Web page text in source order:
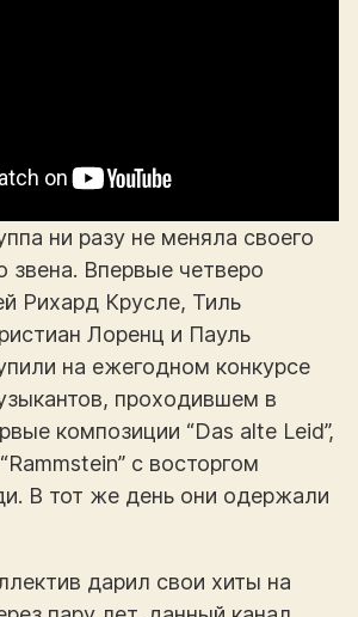
ни разу не меняла своего
звена. Впервые четверо
Рихард Крусле, Тиль
Лоренц и Пауль
на ежегодном конкурсе
проходившем в
композиции “Das alte Leid”,
с восторгом
В тот же день они одержали
дарил свои хиты на